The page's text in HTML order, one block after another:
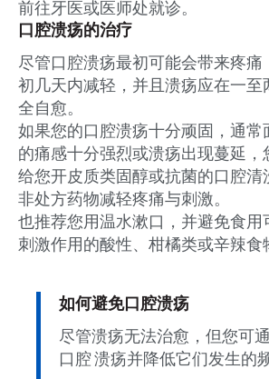
前往牙医或医师处就诊。
口腔溃疡的治疗
尽管口腔溃疡最初可能会带来疼痛
初几天内减轻，并且溃疡应在一至
全自愈。
如果您的口腔溃疡十分顽固，通常
的痛感十分强烈或溃疡出现蔓延，
给您开皮质类固醇或抗菌的口腔清
非处方药物减轻疼痛与刺激。
也推荐您用温水漱口，并避免食用
刺激作用的酸性、柑橘类或辛辣食
如何避免口腔溃疡
尽管溃疡无法治愈，但您可
口腔 溃疡并降低它们发生的